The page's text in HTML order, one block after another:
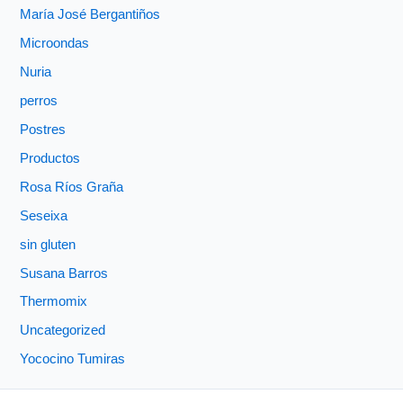
María José Bergantiños
Microondas
Nuria
perros
Postres
Productos
Rosa Ríos Graña
Seseixa
sin gluten
Susana Barros
Thermomix
Uncategorized
Yococino Tumiras